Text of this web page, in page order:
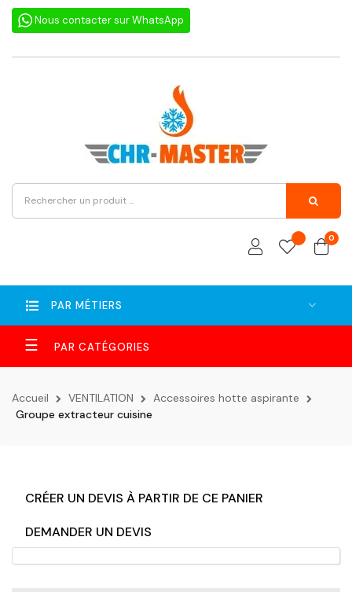
Nous contacter sur WhatsApp
0
PAR MÉTIERS
Basculer
la
navigation
☰
Accueil VENTILATION
Accessoires hotte aspirante
Groupe extracteur cuisine
CRÉER UN DEVIS À PARTIR DE CE PANIER
DEMANDER UN DEVIS